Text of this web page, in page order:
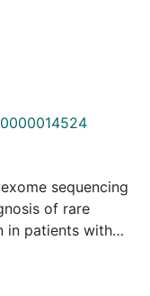
sequencing
of rare
in patients with
previous